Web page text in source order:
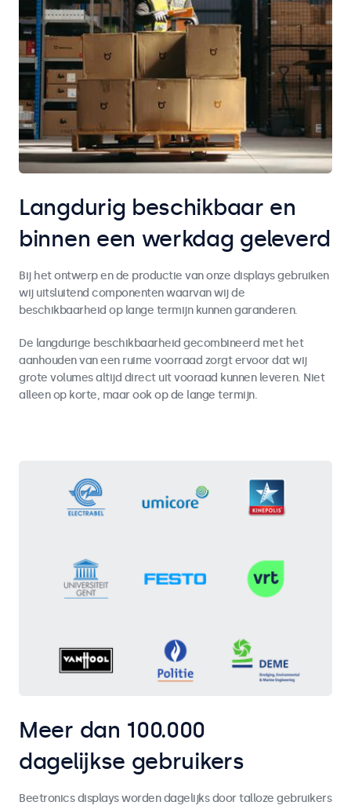
Langdurig beschikbaar en
binnen een werkdag geleverd
Bij het ontwerp en de productie van onze displays gebruiken
wij uitsluitend componenten waarvan wij de
beschikbaarheid op lange termijn kunnen garanderen.
De langdurige beschikbaarheid gecombineerd met het
aanhouden van een ruime voorraad zorgt ervoor dat wij
grote volumes altijd direct uit vooraad kunnen leveren. Niet
alleen op korte, maar ook op de lange termijn.
Meer dan 100.000
dagelijkse gebruikers
Beetronics displays worden dagelijks door talloze gebruikers